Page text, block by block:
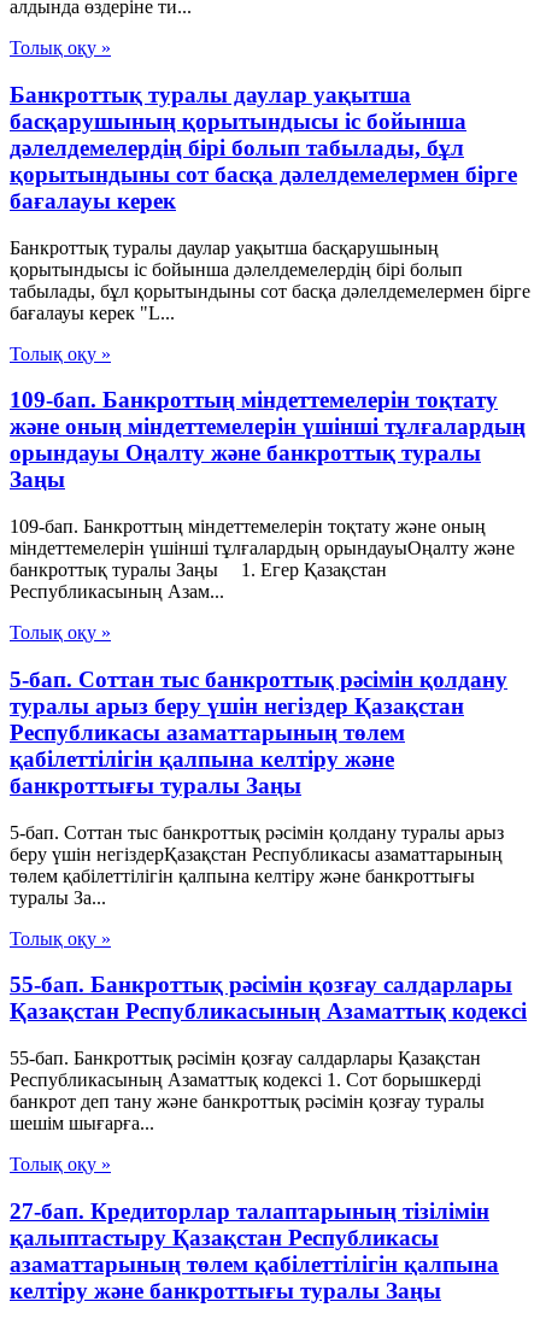
алдында өздеріне ти...
Толық оқу »
Банкроттық туралы даулар уақытша
басқарушының қорытындысы іс бойынша
дәлелдемелердің бірі болып табылады, бұл
қорытындыны сот басқа дәлелдемелермен бірге
бағалауы керек
Банкроттық туралы даулар уақытша басқарушының
қорытындысы іс бойынша дәлелдемелердің бірі болып
табылады, бұл қорытындыны сот басқа дәлелдемелермен бірге
бағалауы керек "L...
Толық оқу »
109-бап. Банкроттың міндеттемелерін тоқтату
және оның міндеттемелерін үшінші тұлғалардың
орындауы Оңалту және банкроттық туралы
Заңы
109-бап. Банкроттың міндеттемелерін тоқтату және оның
міндеттемелерін үшінші тұлғалардың орындауыОңалту және
банкроттық туралы Заңы 1. Егер Қазақстан
Республикасының Азам...
Толық оқу »
5-бап. Соттан тыс банкроттық рәсімін қолдану
туралы арыз беру үшін негіздер Қазақстан
Республикасы азаматтарының төлем
қабілеттілігін қалпына келтіру және
банкроттығы туралы Заңы
5-бап. Соттан тыс банкроттық рәсімін қолдану туралы арыз
беру үшін негіздерҚазақстан Республикасы азаматтарының
төлем қабілеттілігін қалпына келтіру және банкроттығы
туралы За...
Толық оқу »
55-бап. Банкроттық рәсімін қозғау салдарлары
Қазақстан Республикасының Азаматтық кодексi
55-бап. Банкроттық рәсімін қозғау салдарлары Қазақстан
Республикасының Азаматтық кодексi 1. Сот борышкерді
банкрот деп тану және банкроттық рәсімін қозғау туралы
шешім шығарға...
Толық оқу »
27-бап. Кредиторлар талаптарының тізілімін
қалыптастыру Қазақстан Республикасы
азаматтарының төлем қабілеттілігін қалпына
келтіру және банкроттығы туралы Заңы